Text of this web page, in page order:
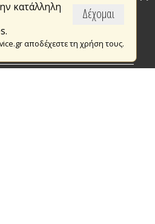
Δέχομαι
κατάλληλη
αποδέχεστε τη χρήση τους.